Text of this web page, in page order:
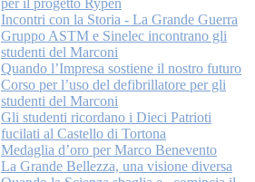
per il progetto Rypen
Incontri con la Storia - La Grande Guerra
Gruppo ASTM e Sinelec incontrano gli
studenti del Marconi
Quando l’Impresa sostiene il nostro futuro
Corso per l’uso del defibrillatore per gli
studenti del Marconi
Gli studenti ricordano i Dieci Patrioti
fucilati al Castello di Tortona
Medaglia d’oro per Marco Benevento
La Grande Bellezza, una visione diversa